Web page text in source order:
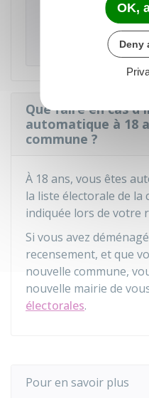
Mais, pour voter lors
particulier, vous
Que faire en cas
automatique à 18
commune ?
À 18 ans, vous êtes
la liste électorale de la
indiquée lors de votre
Si vous avez
recensement, et que
nouvelle commune,
nouvelle mairie de
électorales.
Pour en savoir plus
OK,
Deny